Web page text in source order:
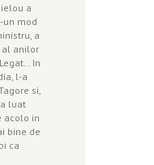
a
un mod
a
al anilor
In
l-a
si,
luat
acolo in
bine de
ca